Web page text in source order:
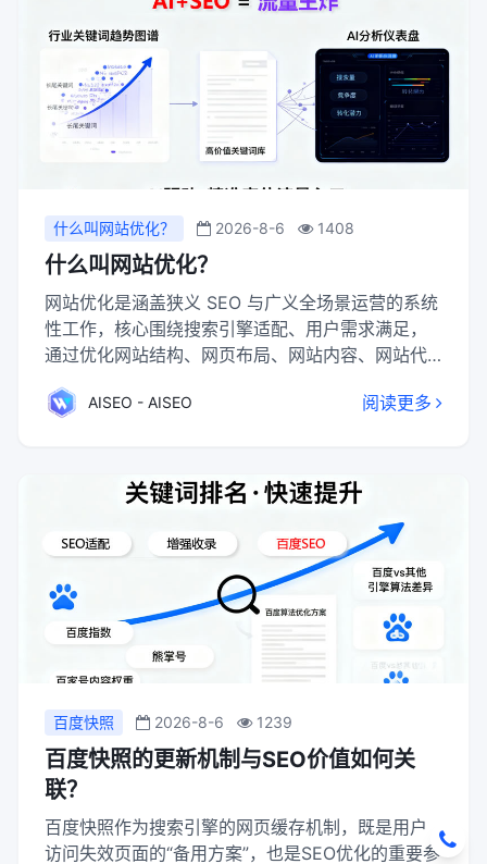
什么叫网站优化？ 2026-8-6 1408
什么叫网站优化？
网站优化是涵盖狭义 SEO 与广义全场景运营的系统
性工作，核心围绕搜索引擎适配、用户需求满足，
通过优化网站结构、网页布局、网站内容、网站代
动网络营销环境中的各方资源，助力企业发挥网站
AISEO - AISEO 阅读更多
百度快照 2026-8-6 1239
百度快照的更新机制与SEO价值如何关
联？
百度快照作为搜索引擎的网页缓存机制，既是用户
访问失效页面的“备用方案”，也是SEO优化的重要参